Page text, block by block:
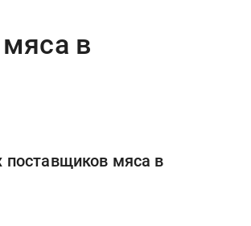
в
поставщиков мяса в